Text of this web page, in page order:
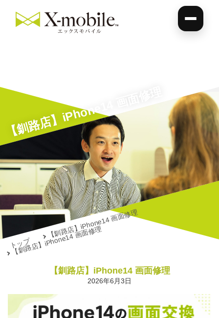
【釧路店】iPhone14 画面修理
トップ
【釧路店】iPhone14 画面修理
【釧路店】iPhone14 画面修理
【釧路店】iPhone14 画面修理
2026年6月3日